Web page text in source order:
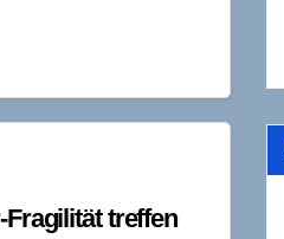
treffen